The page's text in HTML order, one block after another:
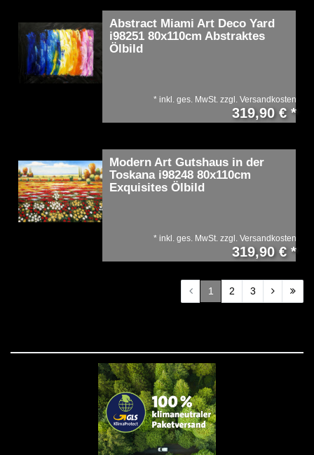
Abstract Miami Art Deco Yard
i98251 80x110cm Abstraktes
Ölbild
319,90 € *
* inkl. ges. MwSt. zzgl. Versandkosten
Modern Art Gutshaus in der
Toskana i98248 80x110cm
Exquisites Ölbild
319,90 € *
* inkl. ges. MwSt. zzgl. Versandkosten
1 2 3